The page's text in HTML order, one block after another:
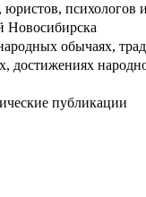
психологов
Новосибирска
обычаях,
публикации